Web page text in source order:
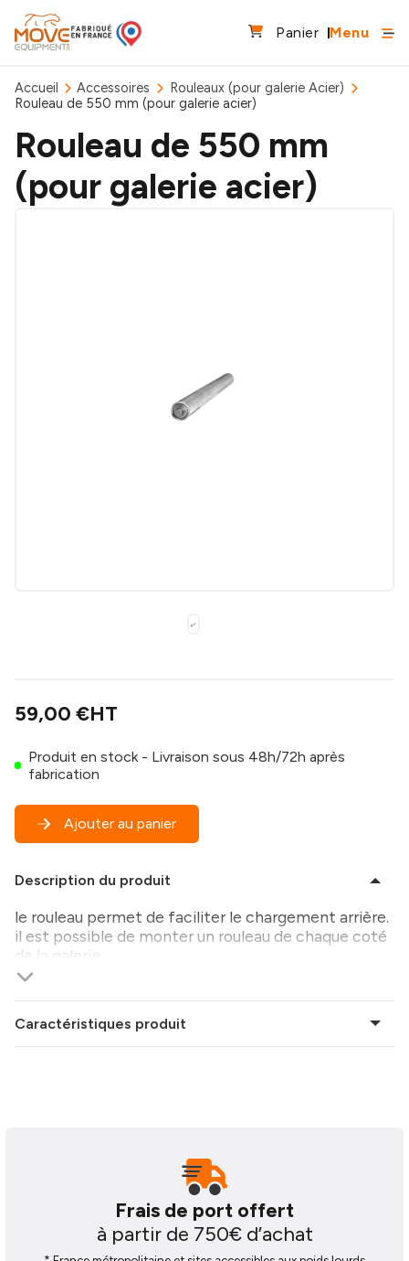
Panier Menu
Accueil Accessoires
Rouleaux (pour galerie Acier)
Rouleau de 550 mm (pour galerie acier)
Rouleau de 550 mm
(pour galerie acier)
59,00 €HT
Produit en stock - Livraison sous 48h/72h après
fabrication
Ajouter au panier
Description du produit
le rouleau permet de faciliter le chargement arrière.
il est possible de monter un rouleau de chaque coté
de la galerie.
Caractéristiques produit
Frais de port offert
à partir de 750€ d’achat